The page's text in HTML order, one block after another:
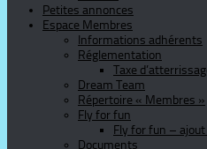
Petites annonces
Espace Membres
Informations adhérents
Réglementation
Taxe
Dream Team
Répertoire « Membres »
Fly for fun
Fly for fun – ajout
Documents